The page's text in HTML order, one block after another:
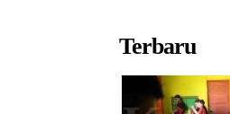
Terbaru